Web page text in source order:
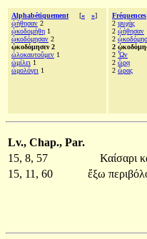
Alphabétiquement [« »]
ᾠήθησαν 2
ᾠκοδομήθη 1
ᾠκοδόμησαν 2
ᾠκοδόμησεν 2
ὡλοκαυτοῦμεν 1
ὡμίλει 1
ὡμολόγει 1
Fréquences
2 ψυχὰς
2 ᾠήθησαν
2
2
2 Ὧν
2 ὥρᾳ
2 ὥρας
Lv., Chap., Par.
15, 8, 57
Καίσαρι
15, 11, 60
ἔξω